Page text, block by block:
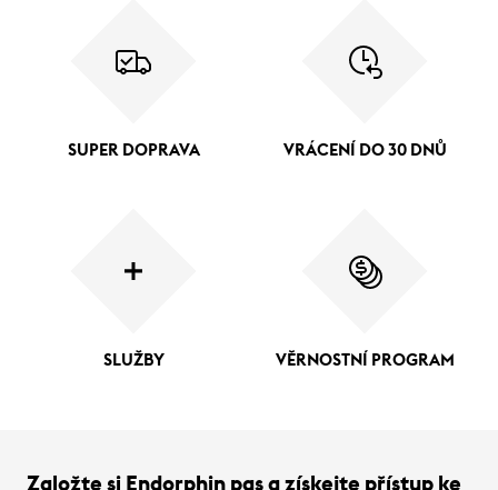
SUPER DOPRAVA VRÁCENÍ DO 30 DNŮ
SLUŽBY VĚRNOSTNÍ PROGRAM
Založte si Endorphin pas a získejte přístup ke